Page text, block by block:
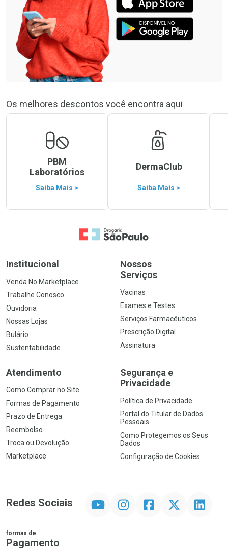
Os melhores descontos você encontra aqui
PBM
Laboratórios
Saiba Mais >
DermaClub
Saiba Mais >
Ir para a Home
Institucional
Venda No Marketplace
Trabalhe Conosco
Ouvidoria
Nossas Lojas
Bulário
Sustentabilidade
Nossos
Serviços
Vacinas
Exames e Testes
Serviços Farmacêuticos
Prescrição Digital
Assinatura
Atendimento
Como Comprar no Site
Formas de Pagamento
Prazo de Entrega
Reembolso
Troca ou Devolução
Marketplace
Segurança e
Privacidade
Política de Privacidade
Portal do Titular de Dados
Pessoais
Como Protegemos os Seus
Dados
Configuração de Cookies
Redes Sociais InstagramFacebookTwitter Linkedin
formas de
Pagamento